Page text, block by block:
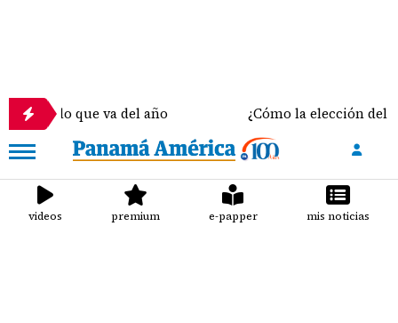
lo que va del año ¿Cómo la elección del
videos premium e-papper mis noticias